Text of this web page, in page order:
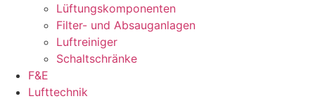
Lüftungskomponenten
Filter- und Absauganlagen
Luftreiniger
Schaltschränke
F&E
Lufttechnik